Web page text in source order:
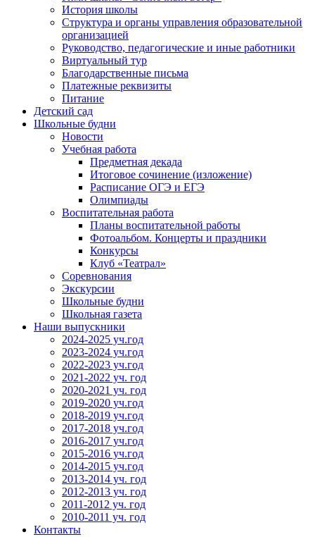
История школы
Структура и органы управления образовательной
организацией
Руководство, педагогические и иные работники
Виртуальный тур
Благодарственные письма
Платежные реквизиты
Питание
Детский сад
Школьные будни
Новости
Учебная работа
Предметная декада
Итоговое сочинение (изложение)
Расписание ОГЭ и ЕГЭ
Олимпиады
Воспитательная работа
Планы воспитательной работы
Фотоальбом. Концерты и праздники
Конкурсы
Клуб «Театрал»
Соревнования
Экскурсии
Школьные будни
Школьная газета
Наши выпускники
2024-2025 уч.год
2023-2024 уч.год
2022-2023 уч.год
2021-2022 уч. год
2020-2021 уч. год
2019-2020 уч.год
2018-2019 уч.год
2017-2018 уч.год
2016-2017 уч.год
2015-2016 уч.год
2014-2015 уч.год
2013-2014 уч. год
2012-2013 уч. год
2011-2012 уч. год
2010-2011 уч. год
Контакты